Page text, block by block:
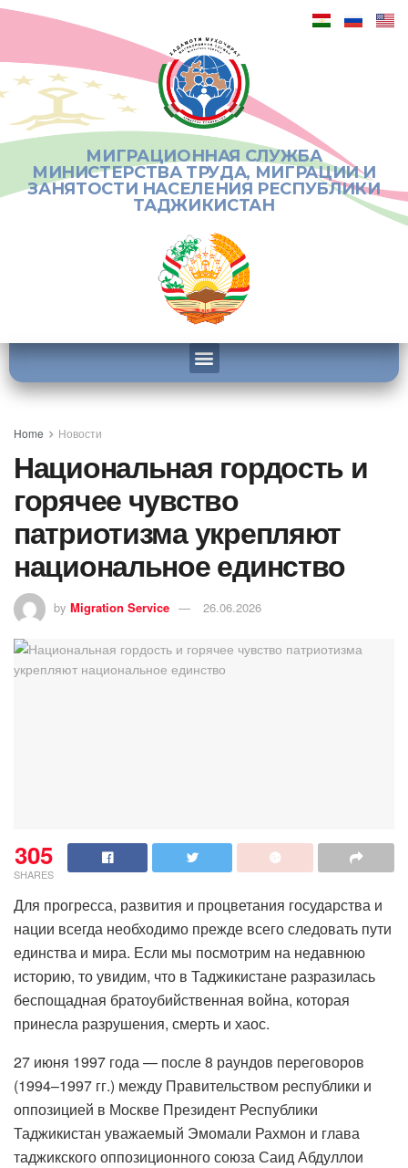
МИГРАЦИОННАЯ СЛУЖБА
МИНИСТЕРСТВА ТРУДА, МИГРАЦИИ И
ЗАНЯТОСТИ НАСЕЛЕНИЯ РЕСПУБЛИКИ
ТАДЖИКИСТАН
Home Новости
Национальная гордость и
горячее чувство
патриотизма укрепляют
национальное единство
by Migration Service 26.06.2026
305
SHARES
Для прогресса, развития и процветания государства и
нации всегда необходимо прежде всего следовать пути
единства и мира. Если мы посмотрим на недавнюю
историю, то увидим, что в Таджикистане разразилась
беспощадная братоубийственная война, которая
принесла разрушения, смерть и хаос.
27 июня 1997 года — после 8 раундов переговоров
(1994–1997 гг.) между Правительством республики и
оппозицией в Москве Президент Республики
Таджикистан уважаемый Эмомали Рахмон и глава
таджикского оппозиционного союза Саид Абдуллои